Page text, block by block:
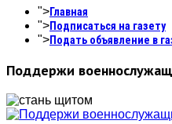
">Главная
">Подписаться на газету
">Подать объявление в
Поддержи